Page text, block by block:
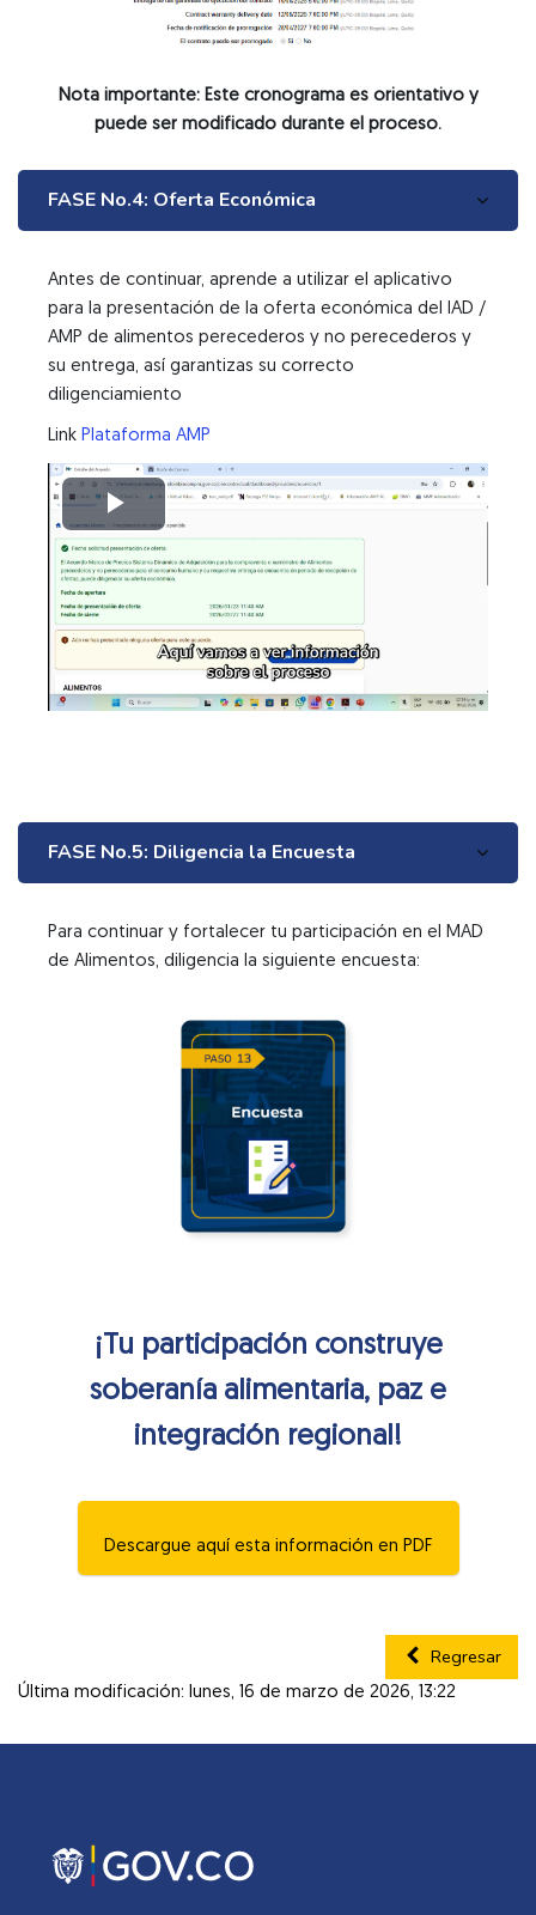
Nota importante: Este cronograma es orientativo y
puede ser modificado durante el proceso.
FASE No.4: Oferta Económica
Antes de continuar, aprende a utilizar el aplicativo
para la presentación de la oferta económica del IAD /
AMP de alimentos perecederos y no perecederos y
su entrega, así garantizas su correcto
diligenciamiento
Link Plataforma AMP
Reproducir
Vídeo
FASE No.5: Diligencia la Encuesta
Para continuar y fortalecer tu participación en el MAD
de Alimentos, diligencia la siguiente encuesta:
¡Tu participación construye
soberanía alimentaria, paz e
integración regional!
Descargue aquí esta información en PDF
Regresar
Última modificación: lunes, 16 de marzo de 2026, 13:22